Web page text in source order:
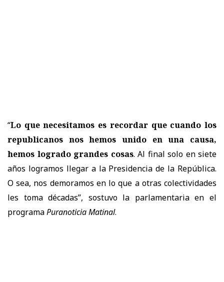
“Lo que necesitamos es recordar que cuando los
republicanos nos hemos unido en una causa,
hemos logrado grandes cosas. Al final solo en siete
años logramos llegar a la Presidencia de la República.
O sea, nos demoramos en lo que a otras colectividades
les toma décadas”, sostuvo la parlamentaria en el
programaPuranoticia Matinal.